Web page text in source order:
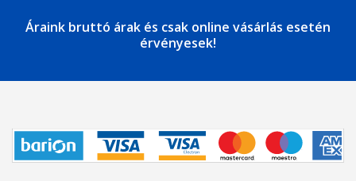
Áraink bruttó árak és csak online vásárlás esetén
érvényesek!